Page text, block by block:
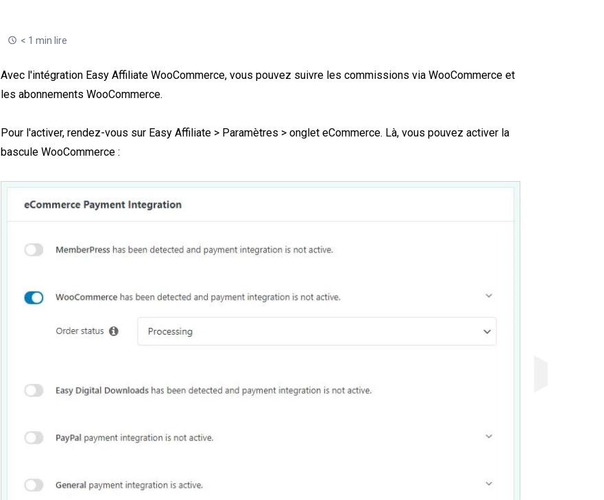
< 1 min lire
Avec l'intégration Easy Affiliate WooCommerce, vous pouvez suivre les commissions via WooCommerce et
les abonnements WooCommerce.
Pour l'activer, rendez-vous sur Easy Affiliate > Paramètres > onglet eCommerce. Là, vous pouvez activer la
bascule WooCommerce :